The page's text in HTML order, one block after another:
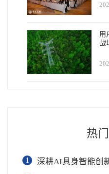
用
战
热门
1
深耕AI具身智能创新 上海佰科